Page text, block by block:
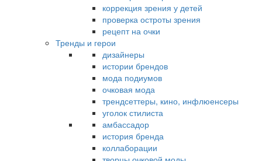
коррекция зрения у детей
проверка остроты зрения
рецепт на очки
Тренды и герои
дизайнеры
истории брендов
мода подиумов
очковая мода
трендсеттеры, кино, инфлюенсеры
уголок стилиста
амбассадор
история бренда
коллаборации